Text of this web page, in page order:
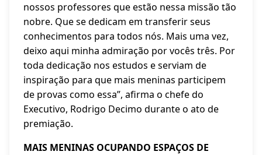
nossos professores que estão nessa missão tão
nobre. Que se dedicam em transferir seus
conhecimentos para todos nós. Mais uma vez,
deixo aqui minha admiração por vocês três. Por
toda dedicação nos estudos e serviam de
inspiração para que mais meninas participem
de provas como essa”, afirma o chefe do
Executivo, Rodrigo Decimo durante o ato de
premiação.
MAIS MENINAS OCUPANDO ESPAÇOS DE